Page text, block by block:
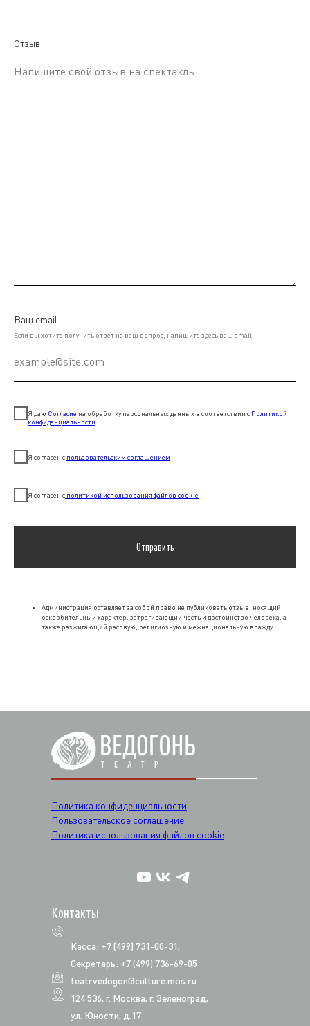
Отзыв
Напишите свой отзыв на спектакль
Ваш email
Если вы хотите получить ответ на ваш вопрос, напишите здесь ваш email
example@site.com
Я даю Согласие на обработку персональных данных в соответствии с Политикой
конфиденциальности
Я согласен с пользовательским соглашением
Я согласен с политикой использования файлов cookie
Отправить
Администрация оставляет за собой право не публиковать отзыв, носящий
оскорбительный характер, затрагивающий честь и достоинство человека, а
также разжигающий расовую, религиозную и межнациональную вражду.
Контакты
Касса: +7 (499) 731-00-31,
Секретарь: +7 (499) 736-69-05
teatrvedogon@culture.mos.ru
124 536, г. Москва, г. Зеленоград,
ул. Юности, д.17
Политика конфиденциальности
Пользовательское соглашение
Политика использования файлов cookie